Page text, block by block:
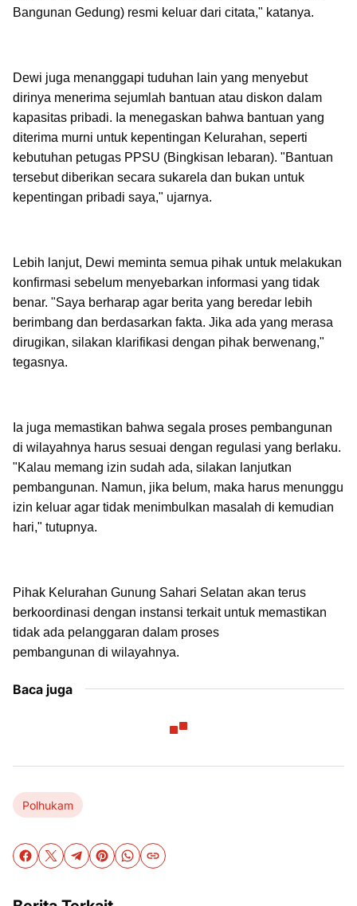
Bangunan Gedung) resmi keluar dari citata," katanya.
Dewi juga menanggapi tuduhan lain yang menyebut
dirinya menerima sejumlah bantuan atau diskon dalam
kapasitas pribadi. Ia menegaskan bahwa bantuan yang
diterima murni untuk kepentingan Kelurahan, seperti
kebutuhan petugas PPSU (Bingkisan lebaran). "Bantuan
tersebut diberikan secara sukarela dan bukan untuk
kepentingan pribadi saya," ujarnya.
Lebih lanjut, Dewi meminta semua pihak untuk melakukan
konfirmasi sebelum menyebarkan informasi yang tidak
benar. "Saya berharap agar berita yang beredar lebih
berimbang dan berdasarkan fakta. Jika ada yang merasa
dirugikan, silakan klarifikasi dengan pihak berwenang,"
tegasnya.
Ia juga memastikan bahwa segala proses pembangunan
di wilayahnya harus sesuai dengan regulasi yang berlaku.
"Kalau memang izin sudah ada, silakan lanjutkan
pembangunan. Namun, jika belum, maka harus menunggu
izin keluar agar tidak menimbulkan masalah di kemudian
hari," tutupnya.
Pihak Kelurahan Gunung Sahari Selatan akan terus
berkoordinasi dengan instansi terkait untuk memastikan
tidak ada pelanggaran dalam proses
pembangunan di wilayahnya.
Baca juga
Polhukam